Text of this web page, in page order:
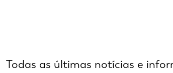
Todas as últimas notícias e